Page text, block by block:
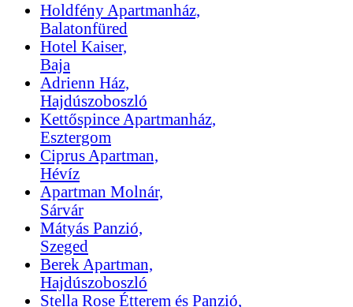
Holdfény Apartmanház,
Balatonfüred
Hotel Kaiser,
Baja
Adrienn Ház,
Hajdúszoboszló
Kettőspince Apartmanház,
Esztergom
Ciprus Apartman,
Hévíz
Apartman Molnár,
Sárvár
Mátyás Panzió,
Szeged
Berek Apartman,
Hajdúszoboszló
Stella Rose Étterem és Panzió,